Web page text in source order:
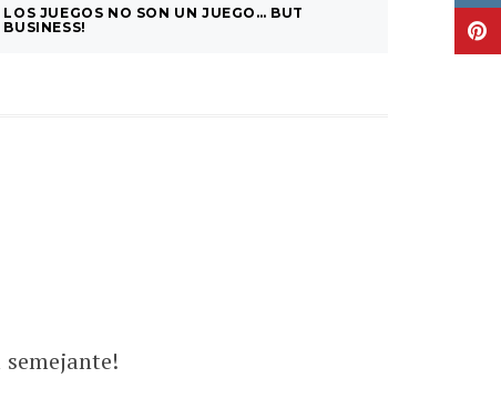
LOS JUEGOS NO SON UN JUEGO… BUT
BUSINESS!